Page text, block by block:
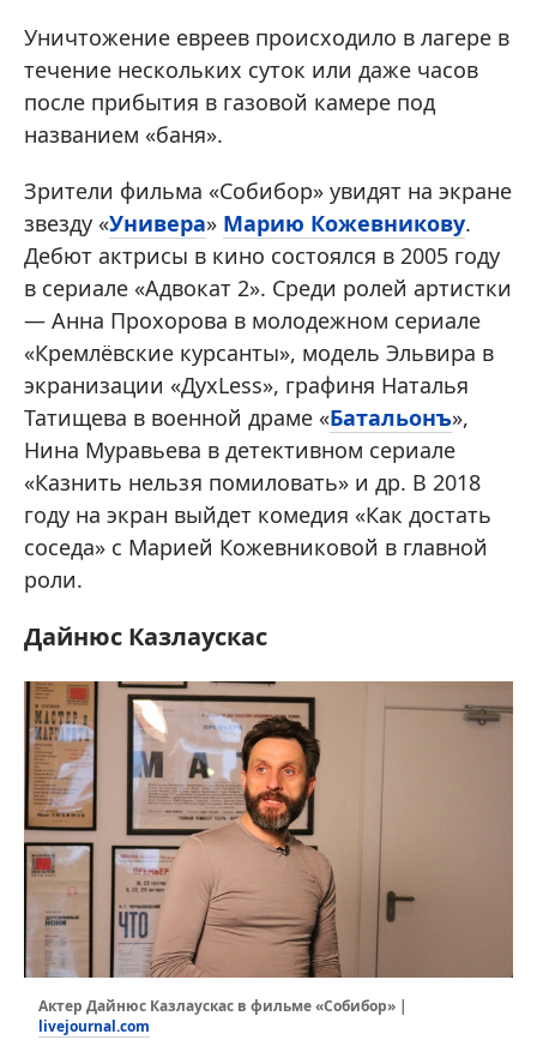
Уничтожение евреев происходило в лагере в
течение нескольких суток или даже часов
после прибытия в газовой камере под
названием «баня».
Зрители фильма «Собибор» увидят на экране
звезду «Универа» Марию Кожевникову.
Дебют актрисы в кино состоялся в 2005 году
в сериале «Адвокат 2». Среди ролей артистки
— Анна Прохорова в молодежном сериале
«Кремлёвские курсанты», модель Эльвира в
экранизации «ДухLess», графиня Наталья
Татищева в военной драме «Батальонъ»,
Нина Муравьева в детективном сериале
«Казнить нельзя помиловать» и др. В 2018
году на экран выйдет комедия «Как достать
соседа» с Марией Кожевниковой в главной
роли.
Дайнюс Казлаускас
Актер Дайнюс Казлаускас в фильме «Собибор» |
livejournal.com